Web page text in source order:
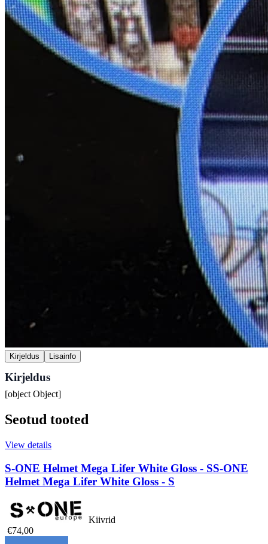
Kirjeldus Lisainfo
Kirjeldus
[object Object]
Seotud tooted
View details
S-ONE Helmet Mega Lifer White Gloss - SS-ONE
Helmet Mega Lifer White Gloss - S
Kiivrid
€74,00